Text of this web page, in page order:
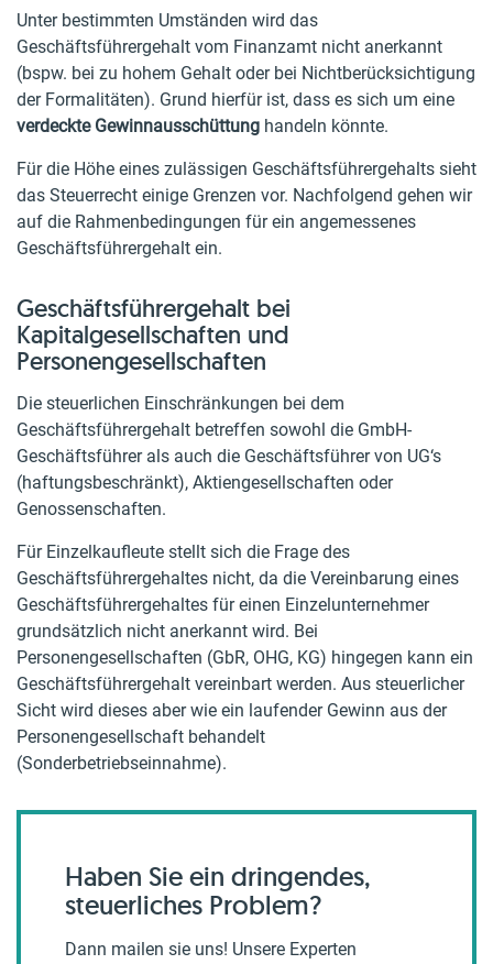
Unter bestimmten Umständen wird das
Geschäftsführergehalt vom Finanzamt nicht anerkannt
(bspw. bei zu hohem Gehalt oder bei Nichtberücksichtigung
der Formalitäten). Grund hierfür ist, dass es sich um eine
verdeckte Gewinnausschüttung handeln könnte.
Für die Höhe eines zulässigen Geschäftsführergehalts sieht
das Steuerrecht einige Grenzen vor. Nachfolgend gehen wir
auf die Rahmenbedingungen für ein angemessenes
Geschäftsführergehalt ein.
Geschäftsführergehalt bei
Kapitalgesellschaften und
Personengesellschaften
Die steuerlichen Einschränkungen bei dem
Geschäftsführergehalt betreffen sowohl die GmbH-
Geschäftsführer als auch die Geschäftsführer von UG‘s
(haftungsbeschränkt), Aktiengesellschaften oder
Genossenschaften.
Für Einzelkaufleute stellt sich die Frage des
Geschäftsführergehaltes nicht, da die Vereinbarung eines
Geschäftsführergehaltes für einen Einzelunternehmer
grundsätzlich nicht anerkannt wird. Bei
Personengesellschaften (GbR, OHG, KG) hingegen kann ein
Geschäftsführergehalt vereinbart werden. Aus steuerlicher
Sicht wird dieses aber wie ein laufender Gewinn aus der
Personengesellschaft behandelt
(Sonderbetriebseinnahme).
Haben Sie ein dringendes,
steuerliches Problem?
Dann mailen sie uns! Unsere Experten